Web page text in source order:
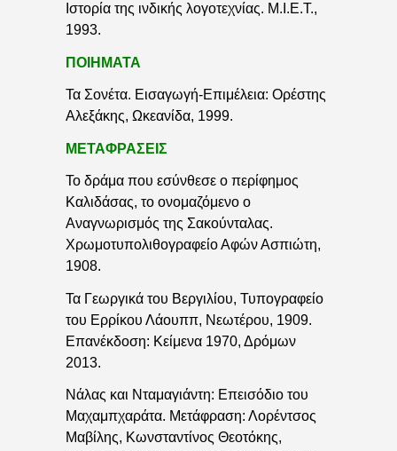
Ιστορία της ινδικής λογοτεχνίας. Μ.Ι.Ε.Τ.,
1993.
ΠΟΙΗΜΑΤΑ
Τα Σονέτα. Εισαγωγή-Επιμέλεια: Ορέστης
Αλεξάκης, Ωκεανίδα, 1999.
ΜΕΤΑΦΡΑΣΕΙΣ
Το δράμα που εσύνθεσε ο περίφημος
Καλιδάσας, το ονομαζόμενο ο
Αναγνωρισμός της Σακούνταλας.
Χρωμοτυπολιθογραφείο Αφών Ασπιώτη,
1908.
Τα Γεωργικά του Βεργιλίου, Τυπογραφείο
του Ερρίκου Λάουππ, Νεωτέρου, 1909.
Επανέκδοση: Κείμενα 1970, Δρόμων
2013.
Νάλας και Νταμαγιάντη: Επεισόδιο του
Μαχαμπχαράτα. Μετάφραση: Λορέντσος
Μαβίλης, Κωνσταντίνος Θεοτόκης,